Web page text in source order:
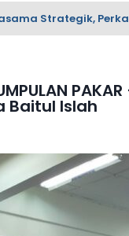
Strategik,
Baitul Islah